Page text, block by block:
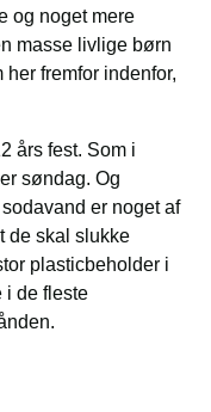
og noget mere
masse livlige børn
fremfor indenfor,
års fest. Som i
søndag. Og
er noget af
de skal slukke
plasticbeholder i
i de fleste